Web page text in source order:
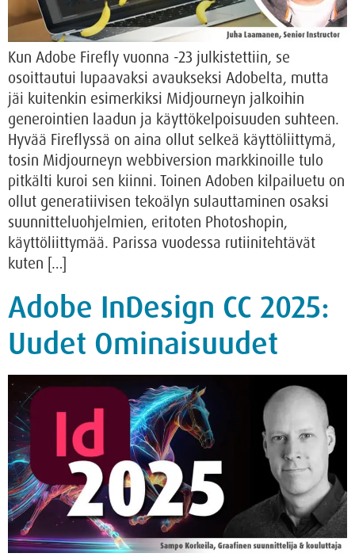
Kun Adobe Firefly vuonna -23 julkistettiin, se
osoittautui lupaavaksi avaukseksi Adobelta, mutta
jäi kuitenkin esimerkiksi Midjourneyn jalkoihin
generointien laadun ja käyttökelpoisuuden suhteen.
Hyvää Fireflyssä on aina ollut selkeä käyttöliittymä,
tosin Midjourneyn webbiversion markkinoille tulo
pitkälti kuroi sen kiinni. Toinen Adoben kilpailuetu on
ollut generatiivisen tekoälyn sulauttaminen osaksi
suunnitteluohjelmien, eritoten Photoshopin,
käyttöliittymää. Parissa vuodessa rutiinitehtävät
kuten […]
Adobe InDesign CC 2025:
Uudet Ominaisuudet